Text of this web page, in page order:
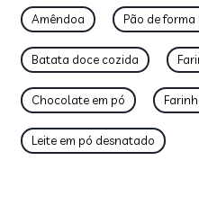
Amêndoa Pão de
Batata doce cozida
Chocolate em pó
Leite em pó desnatado